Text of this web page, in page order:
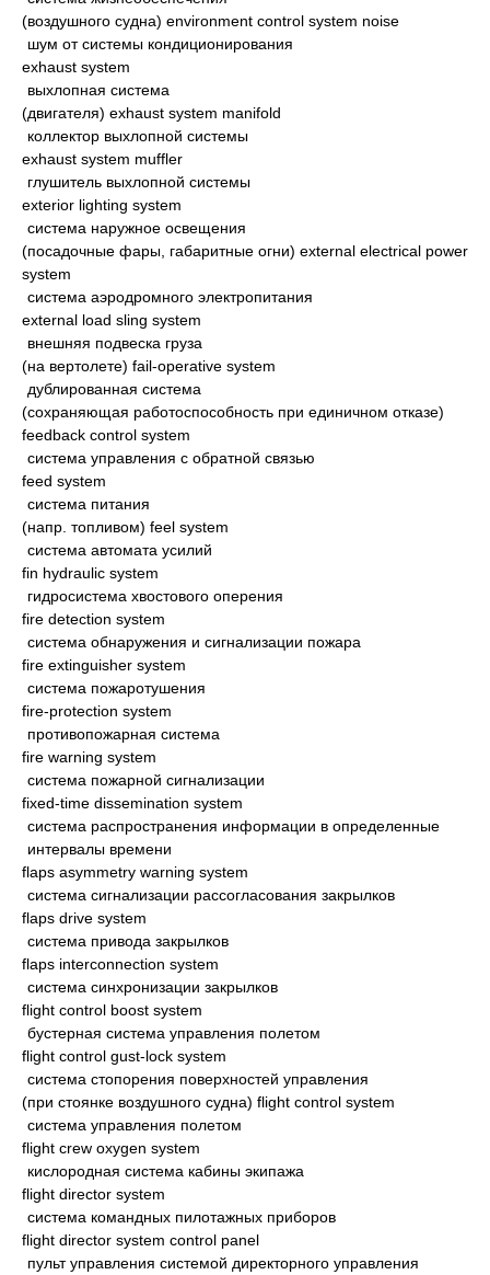
(воздушного судна) environment control system noise
шум от системы кондиционирования
exhaust system
выхлопная система
(двигателя) exhaust system manifold
коллектор выхлопной системы
exhaust system muffler
глушитель выхлопной системы
exterior lighting system
система наружное освещения
(посадочные фары, габаритные огни) external electrical power
system
система аэродромного электропитания
external load sling system
внешняя подвеска груза
(на вертолете) fail-operative system
дублированная система
(сохраняющая работоспособность при единичном отказе)
feedback control system
система управления с обратной связью
feed system
система питания
(напр. топливом) feel system
система автомата усилий
fin hydraulic system
гидросистема хвостового оперения
fire detection system
система обнаружения и сигнализации пожара
fire extinguisher system
система пожаротушения
fire-protection system
противопожарная система
fire warning system
система пожарной сигнализации
fixed-time dissemination system
система распространения информации в определенные
интервалы времени
flaps asymmetry warning system
система сигнализации рассогласования закрылков
flaps drive system
система привода закрылков
flaps interconnection system
система синхронизации закрылков
flight control boost system
бустерная система управления полетом
flight control gust-lock system
система стопорения поверхностей управления
(при стоянке воздушного судна) flight control system
система управления полетом
flight crew oxygen system
кислородная система кабины экипажа
flight director system
система командных пилотажных приборов
flight director system control panel
пульт управления системой директорного управления